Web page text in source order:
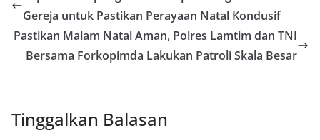
Gereja untuk Pastikan Perayaan Natal Kondusif
Pastikan Malam Natal Aman, Polres Lamtim dan TNI
Bersama Forkopimda Lakukan Patroli Skala Besar
Tinggalkan Balasan